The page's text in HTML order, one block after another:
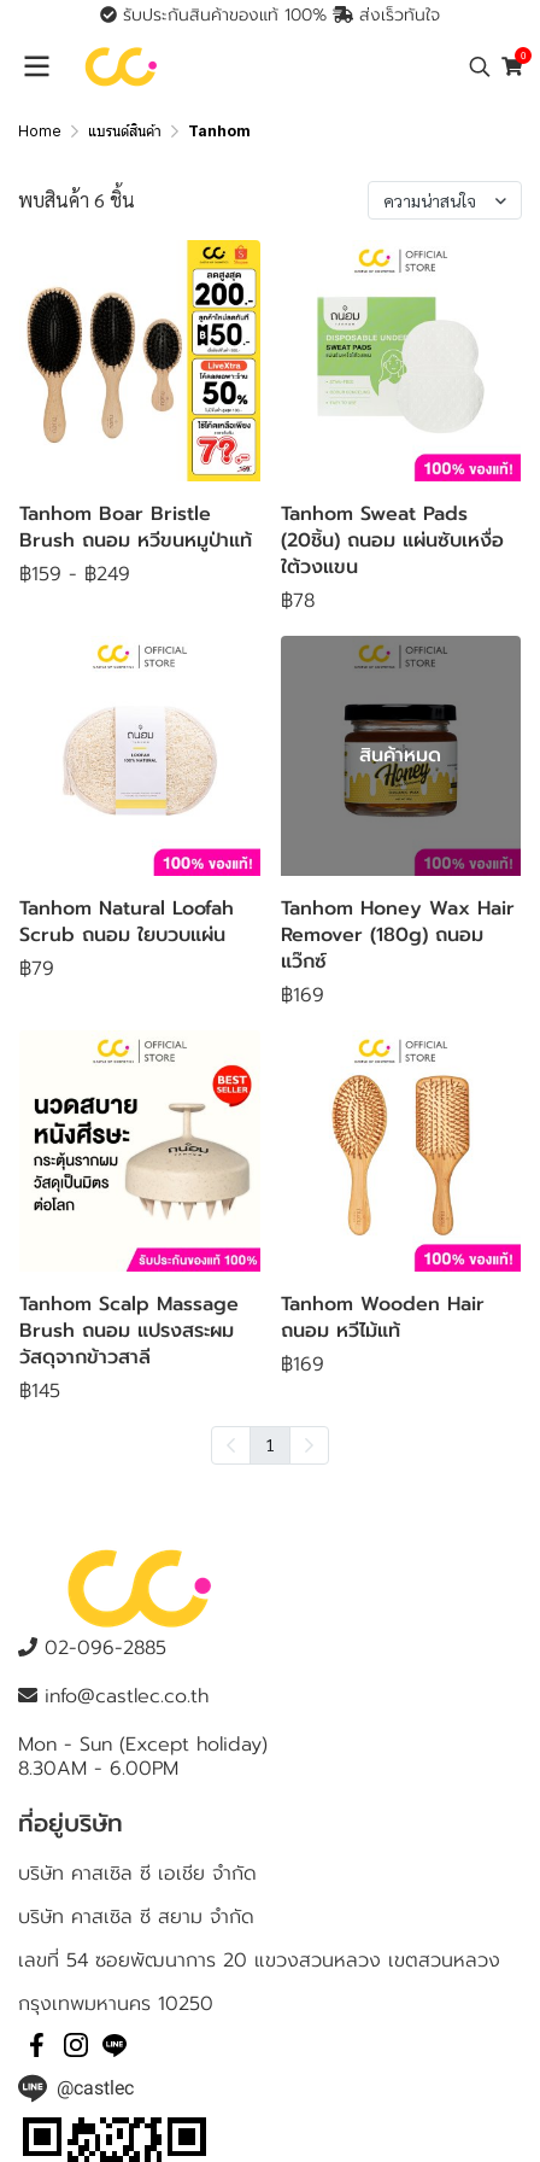
รับประกันสินค้าของแท้ 100% ส่งเร็วทันใจ
0
Home แบรนด์สินค้า Tanhom
พบสินค้า 6 ชิ้น ความน่าสนใจ
Tanhom Boar Bristle
Brush ถนอม หวีขนหมูป่าแท้
฿159 - ฿249
Tanhom Sweat Pads
(20ชิ้น) ถนอม แผ่นซับเหงื่อ
ใต้วงแขน
฿78
Tanhom Natural Loofah
Scrub ถนอม ใยบวบแผ่น
฿79
สินค้าหมด
Tanhom Honey Wax Hair
Remover (180g) ถนอม
แว๊กซ์
฿169
Tanhom Scalp Massage
Brush ถนอม แปรงสระผม
วัสดุจากข้าวสาลี
฿145
Tanhom Wooden Hair
ถนอม หวีไม้แท้
฿169
1
02-096-2885
info@castlec.co.th
Mon - Sun (Except holiday)
8.30AM - 6.00PM
ที่อยู่บริษัท
บริษัท คาสเซิล ซี เอเชีย จำกัด
บริษัท คาสเซิล ซี สยาม จำกัด
เลขที่ 54 ซอยพัฒนาการ 20 แขวงสวนหลวง เขตสวนหลวง
กรุงเทพมหานคร 10250
@castlec